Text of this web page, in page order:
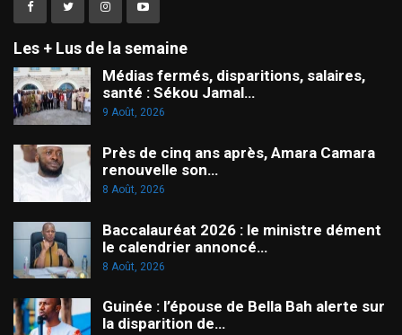
Les + Lus de la semaine
Médias fermés, disparitions, salaires,
santé : Sékou Jamal…
9 Août, 2026
Près de cinq ans après, Amara Camara
renouvelle son…
8 Août, 2026
Baccalauréat 2026 : le ministre dément
le calendrier annoncé…
8 Août, 2026
Guinée : l’épouse de Bella Bah alerte sur
la disparition de…